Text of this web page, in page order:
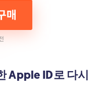
Apple ID로 다시